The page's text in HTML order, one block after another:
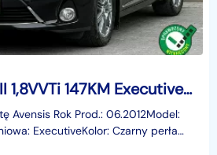
Toyota Avensis III 1,8VVTi 147KM Executive/Navi/Skóra/Alufelgi/Kamera/Ledy/SerwisASO
Avensis Rok Prod.: 06.2012Model:
ExecutiveKolor: Czarny perła
biegówSerwis ASO Toyota do s